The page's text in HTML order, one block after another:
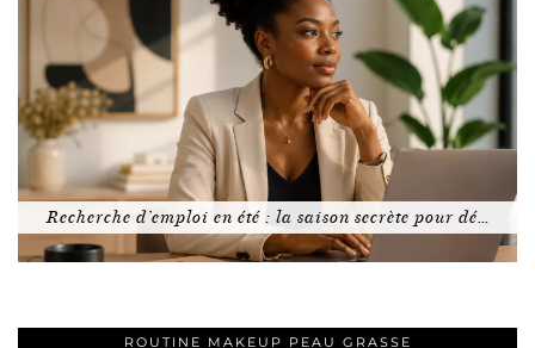
Recherche d’emploi en été : la saison secrète pour dé…
ROUTINE MAKEUP PEAU GRASSE